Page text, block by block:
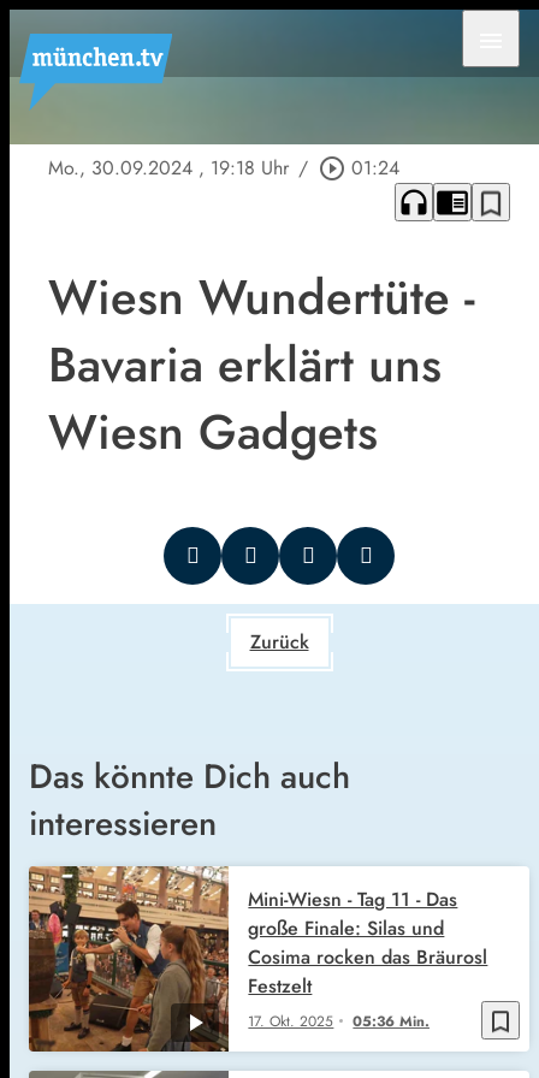
Mo., 30.09.2024 , 19:18 Uhr / play_circle_outline 01:24
headphones chrome_reader_mode bookmark_border
Wiesn Wundertüte -
Bavaria erklärt uns
Wiesn Gadgets
Zurück
Das könnte Dich auch
interessieren
bookmark_border
17. Okt. 2025 05:36 Min.
Mini-Wiesn - Tag 11 - Das
große Finale: Silas und
Cosima rocken das Bräurosl
Festzelt